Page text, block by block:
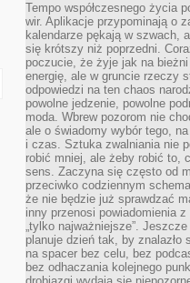
Tempo współczesnego życia
wir. Aplikacje przypominają o
kalendarze pękają w szwach,
się krótszy niż poprzedni.
poczucie, że żyje jak na
energię, ale w gruncie rzeczy
odpowiedzi na ten chaos
powolne jedzenie, powolne
moda. Wbrew pozorom nie
ale o świadomy wybór tego,
i czas. Sztuka zwalniania nie
robić mniej, ale żeby robić to,
sens. Zaczyna się często od
przeciwko codziennym
że nie będzie już sprawdzać
inny przenosi powiadomienia
„tylko najważniejsze”.
planuje dzień tak, by znalazło
na spacer bez celu, bez
bez odhaczania kolejnego